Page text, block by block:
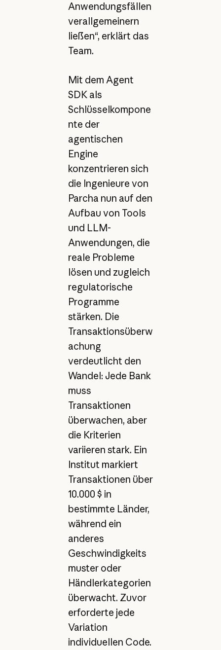
Anwendungsfällen
verallgemeinern
ließen“, erklärt das
Team.
Mit dem Agent
SDK als
Schlüsselkompone
nte der
agentischen
Engine
konzentrieren sich
die Ingenieure von
Parcha nun auf den
Aufbau von Tools
und LLM-
Anwendungen, die
reale Probleme
lösen und zugleich
regulatorische
Programme
stärken. Die
Transaktionsüberw
achung
verdeutlicht den
Wandel: Jede Bank
muss
Transaktionen
überwachen, aber
die Kriterien
variieren stark. Ein
Institut markiert
Transaktionen über
10.000 $ in
bestimmte Länder,
während ein
anderes
Geschwindigkeits
muster oder
Händlerkategorien
überwacht. Zuvor
erforderte jede
Variation
individuellen Code.